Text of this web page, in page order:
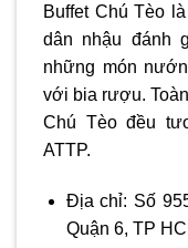
Buffet Chú Tèo
dân nhậu đánh
những món
với bia rượu.
Chú Tèo đều
ATTP.
Địa chỉ: Số
Quận 6, TP